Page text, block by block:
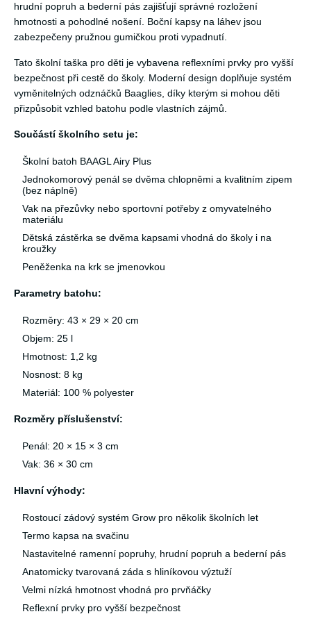
hrudní popruh a bederní pás zajišťují správné rozložení
hmotnosti a pohodlné nošení. Boční kapsy na láhev jsou
zabezpečeny pružnou gumičkou proti vypadnutí.
Tato školní taška pro děti je vybavena reflexními prvky pro vyšší
bezpečnost při cestě do školy. Moderní design doplňuje systém
vyměnitelných odznáčků Baaglies, díky kterým si mohou děti
přizpůsobit vzhled batohu podle vlastních zájmů.
Součástí školního setu je:
Školní batoh BAAGL Airy Plus
Jednokomorový penál se dvěma chlopněmi a kvalitním zipem
(bez náplně)
Vak na přezůvky nebo sportovní potřeby z omyvatelného
materiálu
Dětská zástěrka se dvěma kapsami vhodná do školy i na
kroužky
Peněženka na krk se jmenovkou
Parametry batohu:
Rozměry: 43 × 29 × 20 cm
Objem: 25 l
Hmotnost: 1,2 kg
Nosnost: 8 kg
Materiál: 100 % polyester
Rozměry příslušenství:
Penál: 20 × 15 × 3 cm
Vak: 36 × 30 cm
Hlavní výhody:
Rostoucí zádový systém Grow pro několik školních let
Termo kapsa na svačinu
Nastavitelné ramenní popruhy, hrudní popruh a bederní pás
Anatomicky tvarovaná záda s hliníkovou výztuží
Velmi nízká hmotnost vhodná pro prvňáčky
Reflexní prvky pro vyšší bezpečnost